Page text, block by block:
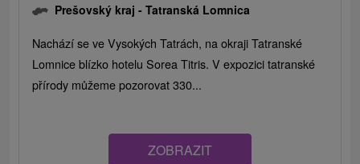
Prešovský kraj -Tatranská Lomnica
Nachází se ve Vysokých Tatrách, na okraji Tatranské
Lomnice blízko hotelu Sorea Titris. V expozici tatranské
přírody můžeme pozorovat 330...
ZOBRAZIT